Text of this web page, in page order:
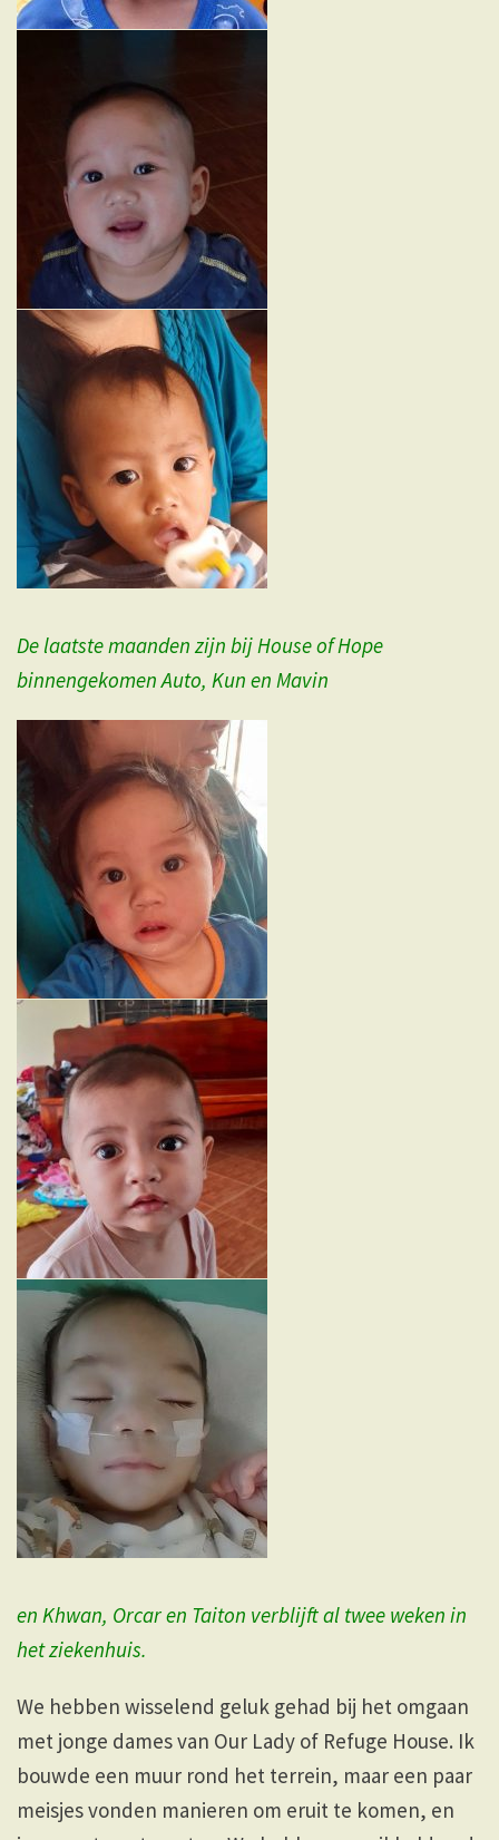
De laatste maanden zijn bij House of Hope
binnengekomen Auto, Kun en Mavin
en Khwan, Orcar en Taiton verblijft al twee weken in
het ziekenhuis.
We hebben wisselend geluk gehad bij het omgaan
met jonge dames van Our Lady of Refuge House. Ik
bouwde een muur rond het terrein, maar een paar
meisjes vonden manieren om eruit te komen, en